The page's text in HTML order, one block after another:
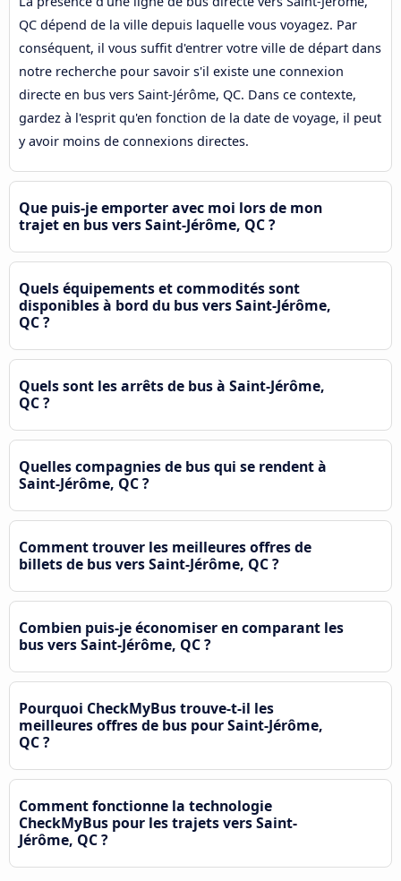
QC dépend de la ville depuis laquelle vous voyagez. Par
conséquent, il vous suffit d'entrer votre ville de départ dans
notre recherche pour savoir s'il existe une connexion
directe en bus vers Saint-Jérôme, QC. Dans ce contexte,
gardez à l'esprit qu'en fonction de la date de voyage, il peut
y avoir moins de connexions directes.
Que puis-je emporter avec moi lors de mon
trajet en bus vers Saint-Jérôme, QC ?
Quels équipements et commodités sont
disponibles à bord du bus vers Saint-Jérôme,
QC ?
Quels sont les arrêts de bus à Saint-Jérôme,
QC ?
Quelles compagnies de bus qui se rendent à
Saint-Jérôme, QC ?
Comment trouver les meilleures offres de
billets de bus vers Saint-Jérôme, QC ?
Combien puis-je économiser en comparant les
bus vers Saint-Jérôme, QC ?
Pourquoi CheckMyBus trouve-t-il les
meilleures offres de bus pour Saint-Jérôme,
QC ?
Comment fonctionne la technologie
CheckMyBus pour les trajets vers Saint-
Jérôme, QC ?